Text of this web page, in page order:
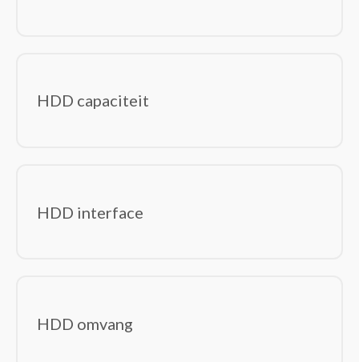
HDD capaciteit
HDD interface
HDD omvang